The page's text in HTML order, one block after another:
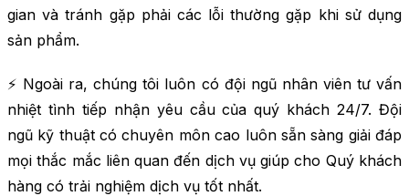
gian và tránh gặp phải các lỗi thường gặp khi sử dụng
sản phẩm.
⚡ Ngoài ra, chúng tôi luôn có đội ngũ nhân viên tư vấn
nhiệt tình tiếp nhận yêu cầu của quý khách 24/7. Đội
ngũ kỹ thuật có chuyên môn cao luôn sẵn sàng giải đáp
mọi thắc mắc liên quan đến dịch vụ giúp cho Quý khách
hàng có trải nghiệm dịch vụ tốt nhất.